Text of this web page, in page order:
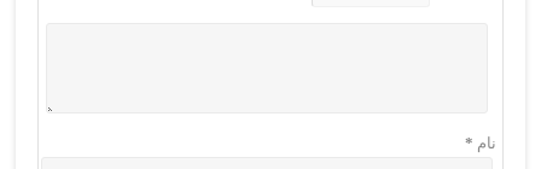
نام *